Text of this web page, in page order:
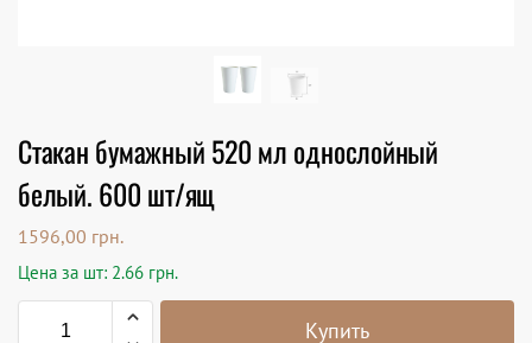
Стакан бумажный 520 мл однослойный
белый. 600 шт/ящ
1596,00 грн.
Цена за шт: 2.66 грн.
Купить